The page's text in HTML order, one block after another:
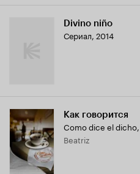
Divino niño
Сериал, 2014
Как говорится
Como dice el dicho,
Beatriz